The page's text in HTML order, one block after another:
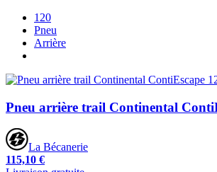
120
Pneu
Arrière
Pneu arrière trail Continental
La Bécanerie
115,10 €